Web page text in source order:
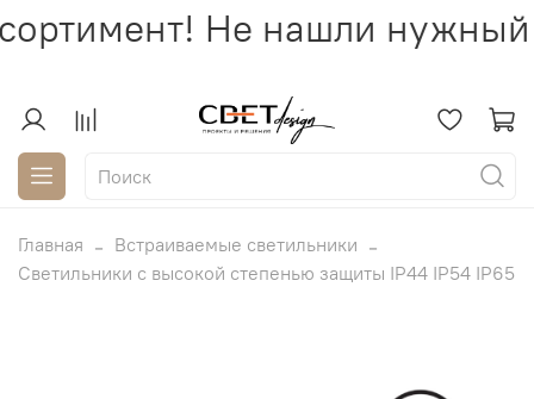
Не нашли нужный
Главная
Встраиваемые светильники
Светильники с высокой степенью защиты IP44 IP54 IP65